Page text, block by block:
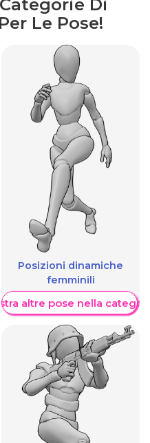
Di
Le Pose!
Posizioni dinamiche
femminili
altre pose nella